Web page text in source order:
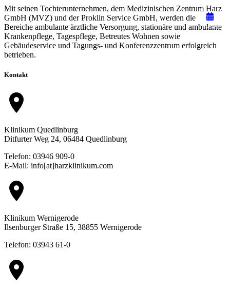
Mit seinen Tochterunternehmen, dem Medizinischen Zentrum Harz
GmbH (MVZ) und der Proklin Service GmbH, werden die
Bereiche ambulante ärztliche Versorgung, stationäre und ambulante
Krankenpflege, Tagespflege, Betreutes Wohnen sowie
Gebäudeservice und Tagungs- und Konferenzzentrum erfolgreich
betrieben.
Kontakt
location_on
Klinikum Quedlinburg
Ditfurter Weg 24, 06484 Quedlinburg
Telefon: 03946 909-0
E-Mail: info[at]harzklinikum.com
location_on
Klinikum Wernigerode
Ilsenburger Straße 15, 38855 Wernigerode
Telefon: 03943 61-0
location_on